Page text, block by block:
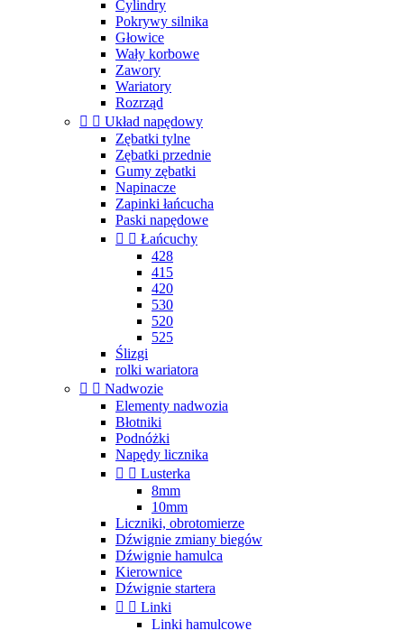
Cylindry
Pokrywy silnika
Głowice
Wały korbowe
Zawory
Wariatory
Rozrząd
  Układ napędowy
Zębatki tylne
Zębatki przednie
Gumy zębatki
Napinacze
Zapinki łańcucha
Paski napędowe
  Łańcuchy
428
415
420
530
520
525
Ślizgi
rolki wariatora
  Nadwozie
Elementy nadwozia
Błotniki
Podnóżki
Napędy licznika
  Lusterka
8mm
10mm
Liczniki, obrotomierze
Dźwignie zmiany biegów
Dźwignie hamulca
Kierownice
Dźwignie startera
  Linki
Linki hamulcowe